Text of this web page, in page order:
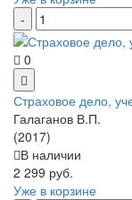
0
Страховое дело,
Галаганов В.П.
(2017)
В наличии
2 299 руб.
Уже в корзине